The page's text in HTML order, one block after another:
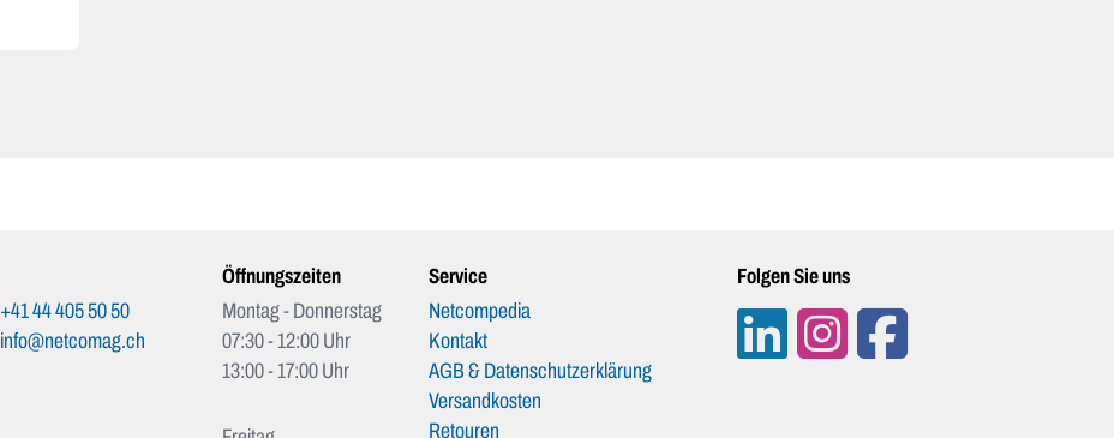
+41 44 405 50 50
info@netcomag.ch
Öffnungszeiten
Montag - Donnerstag
07:30 - 12:00 Uhr
13:00 - 17:00 Uhr
Service
Netcompedia
Kontakt
AGB & Datenschutzerklärung
Versandkosten
Retouren
Folgen Sie uns